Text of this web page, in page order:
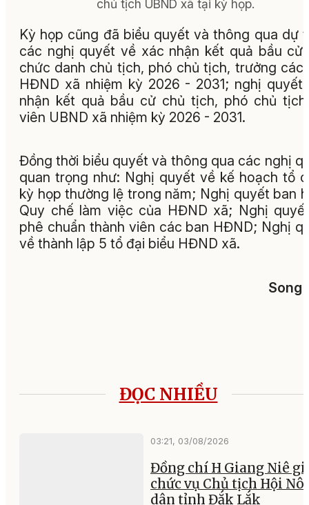
chủ tịch UBND xã tại kỳ họp.
Kỳ họp cũng đã biểu quyết và thông qua dự
các nghị quyết về xác nhận kết quả bầu cử
chức danh chủ tịch, phó chủ tịch, trưởng các
HĐND xã nhiệm kỳ 2026 - 2031; nghị quyết
nhận kết quả bầu cử chủ tịch, phó chủ
viên UBND xã nhiệm kỳ 2026 - 2031.
Đồng thời biểu quyết và thông qua các nghị
quan trọng như: Nghị quyết về kế hoạch tổ
kỳ họp thường lệ trong năm; Nghị quyết ban
Quy chế làm việc của HĐND xã; Nghị
phê chuẩn thành viên các ban HĐND; Nghị
về thành lập 5 tổ đại biểu HĐND xã.
Song
ĐỌC NHIỀU
03:21, 03/08/2026
Đồng chí H Giang Niê
chức vụ Chủ tịch Hội
dân tỉnh Đắk Lắk